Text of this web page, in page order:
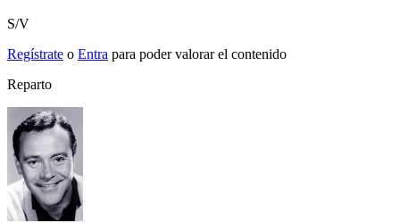
S/V
Regístrate o Entra para poder valorar el contenido
Reparto